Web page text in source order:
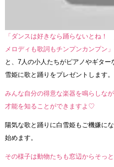
「ダンスは好きなら踊らないとね
メロディも歌詞もチンプンカンプン」
と、7人の小人たちがピアノやギタ
雪姫に歌と踊りをプレゼントします。
みんな自分の得意な楽器を鳴らしな
才能を知ることができますよ♡
陽気な歌と踊りに白雪姫もご機嫌に
始めます。
その様子は動物たちも窓辺からそっ